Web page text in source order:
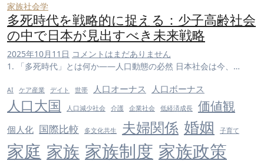
家族社会学
多死時代を戦略的に捉える：少子高齢社会
の中で日本が見出すべき未来戦略
2025年10月11日 コメントはまだありません
1. 「多死時代」とは何か――人口動態の必然 日本社会は今、…
AI ケア産業 デイト 世帯 人口オーナス 人口ボーナス
人口大国 人口減少社会 介護 企業社会 低経済成長 価値観
個人化 国際比較 多文化共生 夫婦関係 婚姻 子育て
家庭 家族 家族制度 家族政策